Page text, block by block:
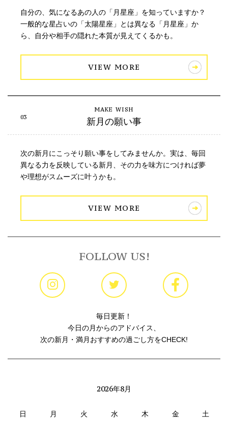
自分の、気になるあの人の「月星座」を知っていますか？
一般的な星占いの「太陽星座」とは異なる「月星座」か
ら、自分や相手の隠れた本質が見えてくるかも。
VIEW MORE
新月の願い事
次の新月にこっそり願い事をしてみませんか。実は、毎回
異なる力を反映している新月、その力を味方につければ夢
や理想がスムーズに叶うかも。
VIEW MORE
FOLLOW US!
毎日更新！
今日の月からのアドバイス、
次の新月・満月おすすめの過ごし方をCHECK!
2026年8月
日 月 火 水 木 金 土